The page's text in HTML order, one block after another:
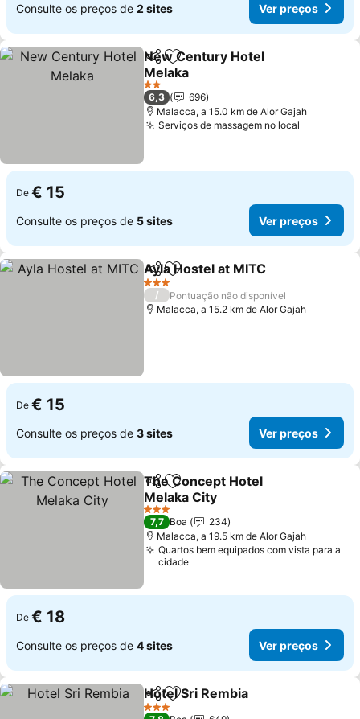
Consulte os preços de 2 sites Ver preços
PartilharAdicionar aos favoritos
New Century Hotel
Melaka
Ver preços
2 Estrelas
6,3
696
Malacca, a 15.0 km de Alor Gajah
Serviços de massagem no local
De € 15
Consulte os preços de 5 sites Ver preços
PartilharAdicionar aos favoritos
Ayla Hostel at MITC
3 Estrelas
/
Pontuação não disponível
Malacca, a 15.2 km de Alor Gajah
De € 15
Consulte os preços de 3 sites Ver preços
PartilharAdicionar aos favoritos
The Concept Hotel
Melaka City
Ver preços
3 Estrelas
7,7 Boa
234
Malacca, a 19.5 km de Alor Gajah
Quartos bem equipados com vista para a
cidade
De € 18
Consulte os preços de 4 sites Ver preços
PartilharAdicionar aos favoritos
Hotel Sri Rembia
3 Estrelas